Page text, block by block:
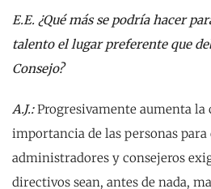
E.E. ¿Qué más se podría hacer
talento el lugar preferente que
Consejo?
A.J.:Progresivamente aumenta la
importancia de las personas
administradores y consejeros
directivos sean, antes de nada,